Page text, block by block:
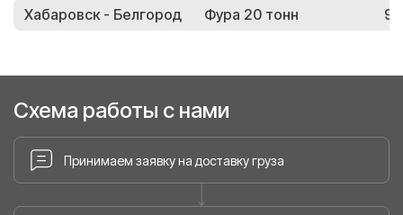
Хабаровск - Белгород
Фура 20 тонн
Схема работы с нами
Принимаем заявку на доставку груза